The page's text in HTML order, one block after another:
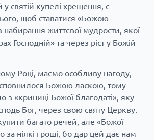
у святій купелі хрещення, є
щоб ставатися «Божою
життєвої мудрости, якої
Господній» та через ріст у Божій
Році, маємо особливу нагоду,
Божою ласкою, тому
з «криниці Божої благодаті», яку
Бог, через свою святу Церкву.
багато речей, але «Божої
за ніякі гроші, бо дар цей дає нам